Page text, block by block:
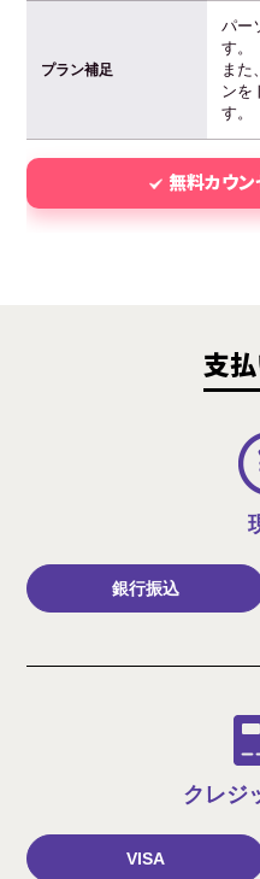
プラン補足
パー
す。
また
ンを
す。
無料カウ
支
銀行振込
クレジ
VISA